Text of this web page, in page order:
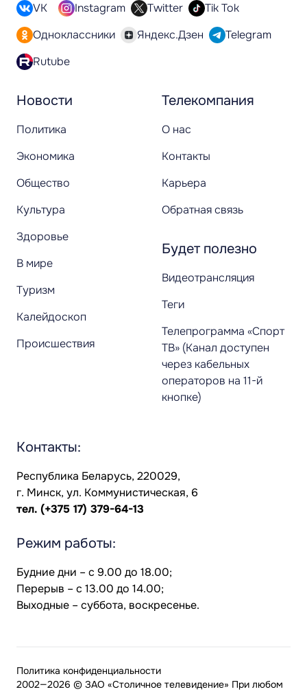
Новости
Политика
Экономика
Общество
Культура
Здоровье
В мире
Туризм
Калейдоскоп
Происшествия
Телекомпания
О нас
Контакты
Карьера
Обратная связь
Будет полезно
Видеотрансляция
Теги
Телепрограмма «Спорт
ТВ» (Канал доступен
через кабельных
операторов на 11-й
кнопке)
VK Instagram Twitter
Tik Tok
Одноклассники
Яндекс.Дзен
Telegram
Rutube
Контакты:
Республика Беларусь, 220029,
г. Минск, ул. Коммунистическая, 6
тел. (+375 17) 379-64-13
Режим работы:
Будние дни – с 9.00 до 18.00;
Перерыв – с 13.00 до 14.00;
Выходные – суббота, воскресенье.
2002—2026 © ЗАО «Столичное телевидение» При любом
Политика конфиденциальности